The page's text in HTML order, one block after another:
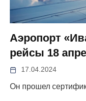
Аэропорт
рейсы 18
17.04.2024
Он прошел